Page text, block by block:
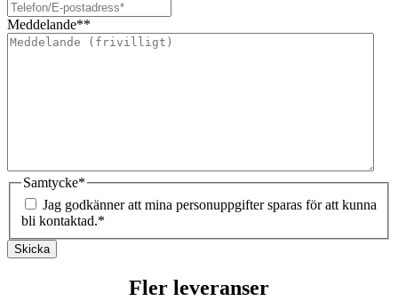
Meddelande**
Samtycke*
Jag godkänner att mina personuppgifter sparas för att kunna
bli kontaktad.*
Skicka
Fler leveranser